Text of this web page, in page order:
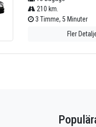
210 km.
3 Timme, 5 Minuter
Fler